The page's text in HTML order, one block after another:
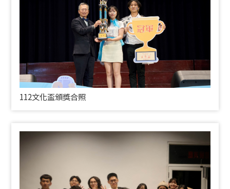
112文化盃頒獎合照